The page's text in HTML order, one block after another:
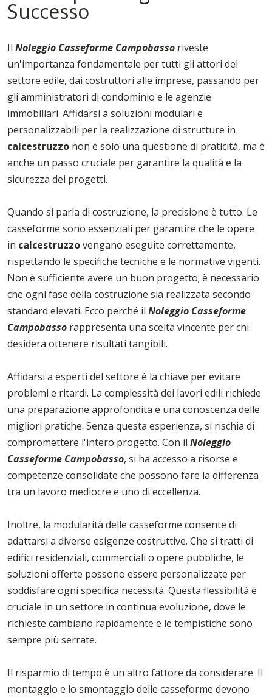
Successo
Il Noleggio Casseforme Campobasso riveste
un'importanza fondamentale per tutti gli attori del
settore edile, dai costruttori alle imprese, passando per
gli amministratori di condominio e le agenzie
immobiliari. Affidarsi a soluzioni modulari e
personalizzabili per la realizzazione di strutture in
calcestruzzo non è solo una questione di praticità, ma è
anche un passo cruciale per garantire la qualità e la
sicurezza dei progetti.
Quando si parla di costruzione, la precisione è tutto. Le
casseforme sono essenziali per garantire che le opere
in calcestruzzovengano eseguite correttamente,
rispettando le specifiche tecniche e le normative vigenti.
Non è sufficiente avere un buon progetto; è necessario
che ogni fase della costruzione sia realizzata secondo
standard elevati. Ecco perché il Noleggio Casseforme
Campobasso rappresenta una scelta vincente per chi
desidera ottenere risultati tangibili.
Affidarsi a esperti del settore è la chiave per evitare
problemi e ritardi. La complessità dei lavori edili richiede
una preparazione approfondita e una conoscenza delle
migliori pratiche. Senza questa esperienza, si rischia di
compromettere l'intero progetto. Con il Noleggio
Casseforme Campobasso, si ha accesso a risorse e
competenze consolidate che possono fare la differenza
tra un lavoro mediocre e uno di eccellenza.
Inoltre, la modularità delle casseforme consente di
adattarsi a diverse esigenze costruttive. Che si tratti di
edifici residenziali, commerciali o opere pubbliche, le
soluzioni offerte possono essere personalizzate per
soddisfare ogni specifica necessità. Questa flessibilità è
cruciale in un settore in continua evoluzione, dove le
richieste cambiano rapidamente e le tempistiche sono
sempre più serrate.
Il risparmio di tempo è un altro fattore da considerare. Il
montaggio e lo smontaggio delle casseforme devono